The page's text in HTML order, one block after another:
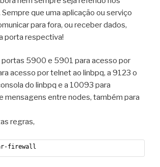
que uma aplicação ou serviço
para fora, ou receber dados,
porta respectiva!
portas 5900 e 5901 para acesso por
acesso por telnet ao linbpq, a 9123 o
do linbpq e a 10093 para
mensagens entre nodes, também para
regras,
firewall